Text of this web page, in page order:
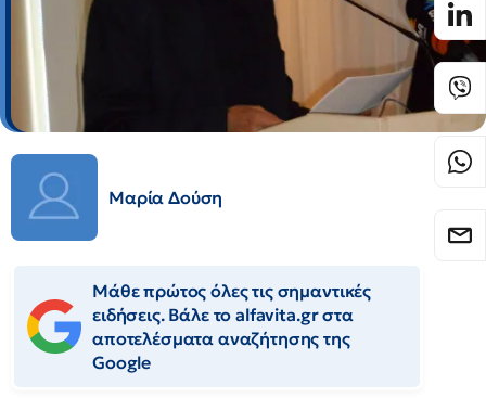
Μαρία Δούση
Μάθε πρώτος όλες τις σημαντικές
ειδήσεις. Βάλε το alfavita.gr στα
αποτελέσματα αναζήτησης της
Google